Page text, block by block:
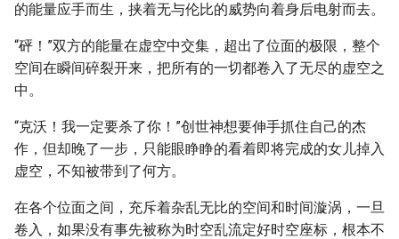
的能量应手而生，挟着无与伦比的威势向着身后电射而去。
“砰！”双方的能量在虚空中交集，超出了位面的极限，整个
空间在瞬间碎裂开来，把所有的一切都卷入了无尽的虚空之
中。
“克沃！我一定要杀了你！”创世神想要伸手抓住自己的杰
作，但却晚了一步，只能眼睁睁的看着即将完成的女儿掉入
虚空，不知被带到了何方。
在各个位面之间，充斥着杂乱无比的空间和时间漩涡，一旦
卷入，如果没有事先被称为时空乱流定好时空座标，根本不